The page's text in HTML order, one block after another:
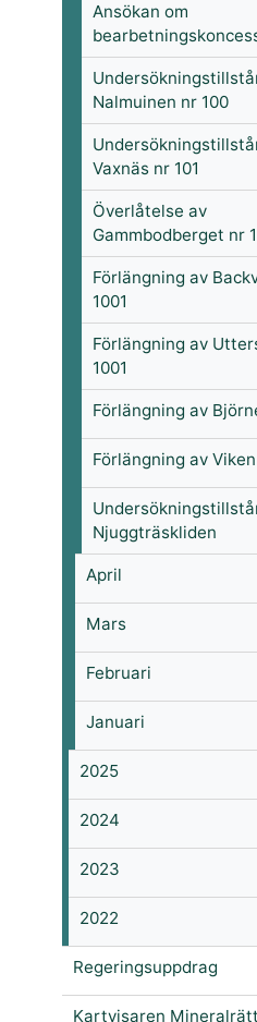
Ansökan om
Nalmuinen nr 100
Vaxnäs nr 101
Överlåtelse av
Gammbodberget nr
Förlängning av
1001
Förlängning av
1001
Förlängning av
Förlängning av Viken
Njuggträskliden
April
Mars
Februari
Januari
2025
2024
2023
2022
Regeringsuppdrag
Kartvisaren